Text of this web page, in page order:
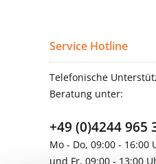
Service Hotline
Telefonische
Beratung unter:
+49 (0)4244 965
Mo - Do, 09:00 - 16:00
und Fr, 09:00 - 13:00